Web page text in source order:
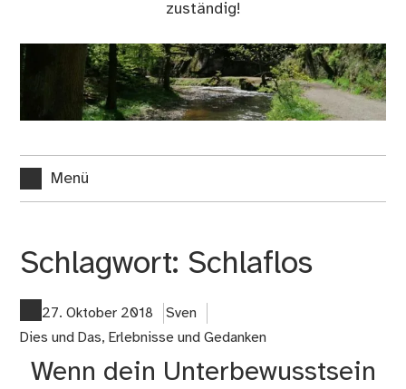
zuständig!
Menü
Schlagwort: Schlaflos
27. Oktober 2018
Sven
Dies und Das, Erlebnisse und Gedanken
Wenn dein Unterbewusstsein